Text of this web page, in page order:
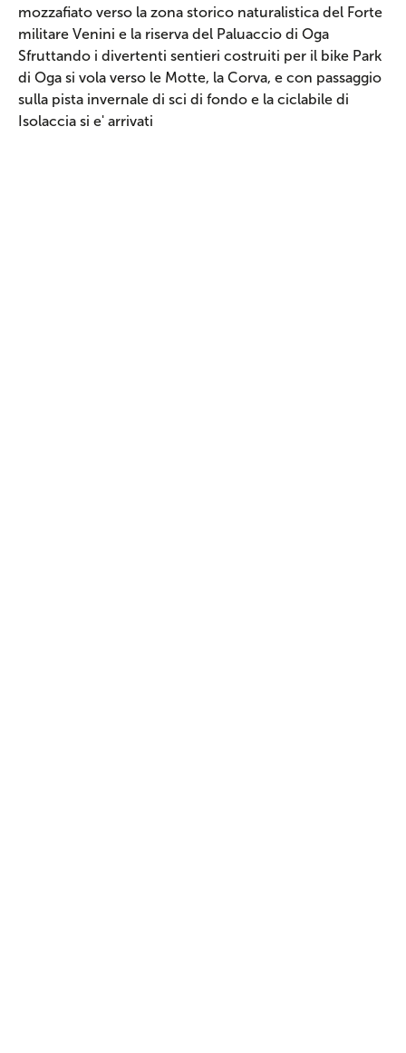
mozzafiato verso la zona storico naturalistica del Forte
militare Venini e la riserva del Paluaccio di Oga
Sfruttando i divertenti sentieri costruiti per il bike Park
di Oga si vola verso le Motte, la Corva, e con passaggio
sulla pista invernale di sci di fondo e la ciclabile di
Isolaccia si e' arrivati